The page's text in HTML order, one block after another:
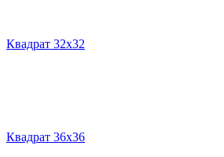
Квадрат 32х32
Квадрат 36х36